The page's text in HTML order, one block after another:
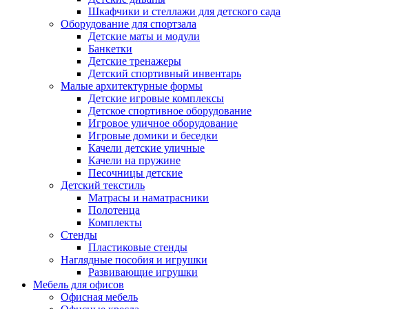
Шкафчики и стеллажи для детского сада
Оборудование для спортзала
Детские маты и модули
Банкетки
Детские тренажеры
Детский спортивный инвентарь
Малые архитектурные формы
Детские игровые комплексы
Детское спортивное оборудование
Игровое уличное оборудование
Игровые домики и беседки
Качели детские уличные
Качели на пружине
Песочницы детские
Детский текстиль
Матрасы и наматрасники
Полотенца
Комплекты
Стенды
Пластиковые стенды
Наглядные пособия и игрушки
Развивающие игрушки
Мебель для офисов
Офисная мебель